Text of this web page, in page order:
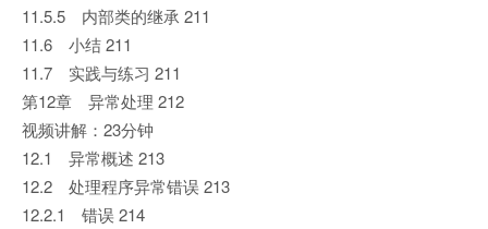
11.5.5 内部类的继承 211
11.6 小结 211
11.7 实践与练习 211
第12章 异常处理 212
视频讲解：23分钟
12.1 异常概述 213
12.2 处理程序异常错误 213
12.2.1 错误 214